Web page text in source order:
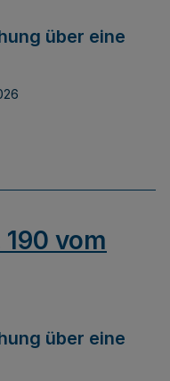
über eine
vom
über eine